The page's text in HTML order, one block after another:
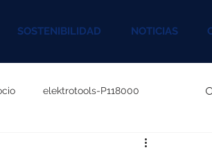
SOSTENIBILIDAD NOTICIAS
elektrotools-P118000